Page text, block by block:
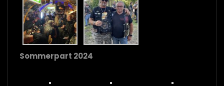
Sommerpart 2024